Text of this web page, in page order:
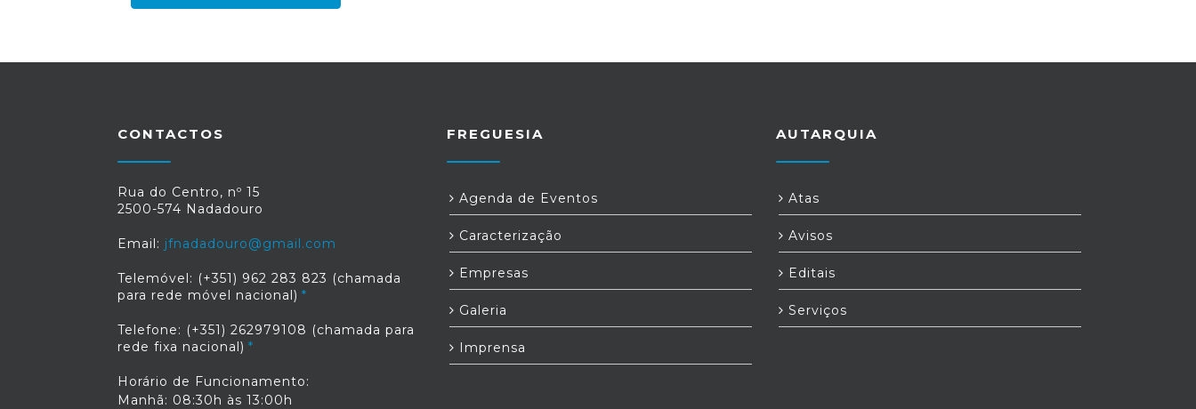
CONTACTOS
Rua do Centro, nº 15
2500-574 Nadadouro
Email: jfnadadouro@gmail.com
Telemóvel: (+351) 962 283 823 (chamada
para rede móvel nacional)
Telefone: (+351) 262979108 (chamada para
rede fixa nacional)
Horário de Funcionamento:
Manhã: 08:30h às 13:00h
FREGUESIA
Agenda de Eventos
Caracterização
Empresas
Galeria
Imprensa
AUTARQUIA
Atas
Avisos
Editais
Serviços